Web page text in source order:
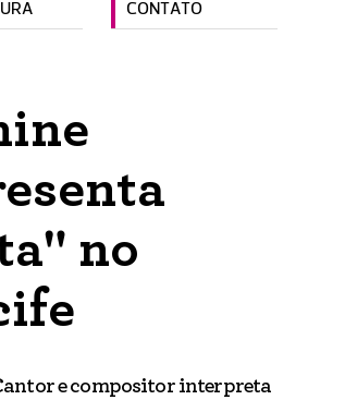
CONTATO
no
e compositor interpreta